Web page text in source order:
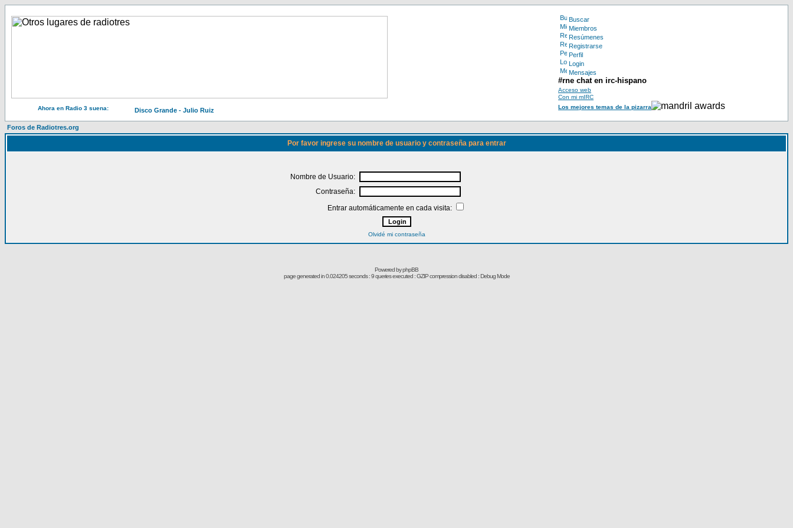
Buscar
Miembros
Resúmenes
Registrarse
Perfil
Login
Mensajes
#rne chat en irc-hispano
Acceso web
Con mi mIRC
Ahora en Radio 3 suena:
Disco Grande - Julio Ruiz Los mejores temas de la pizarra
Foros de Radiotres.org
Por favor ingrese su nombre de usuario y contraseña para entrar
Nombre de Usuario:
Contraseña:
Entrar automáticamente en cada visita:
Olvidé mi contraseña
Powered byphpBB
page generated in 0.024205 seconds : 9 queries executed : GZIP compression disabled : Debug Mode